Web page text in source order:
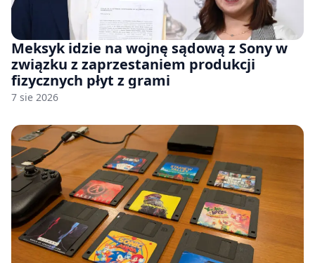
Meksyk idzie na wojnę sądową z Sony w
związku z zaprzestaniem produkcji
fizycznych płyt z grami
7 sie 2026